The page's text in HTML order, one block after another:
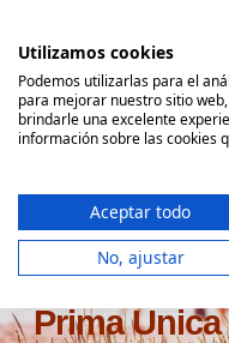
contenido
Comparador Seguro
Seguro de
Prima Única
Utilizamos cookies
Podemos utilizarlas para el
para mejorar nuestro sitio
brindarle una excelente
información sobre las cookies
Aceptar todo
No, ajustar